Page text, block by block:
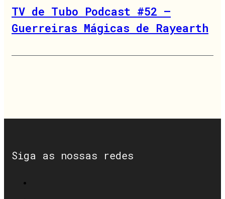
TV de Tubo Podcast #52 –
Guerreiras Mágicas de Rayearth
Siga as nossas redes